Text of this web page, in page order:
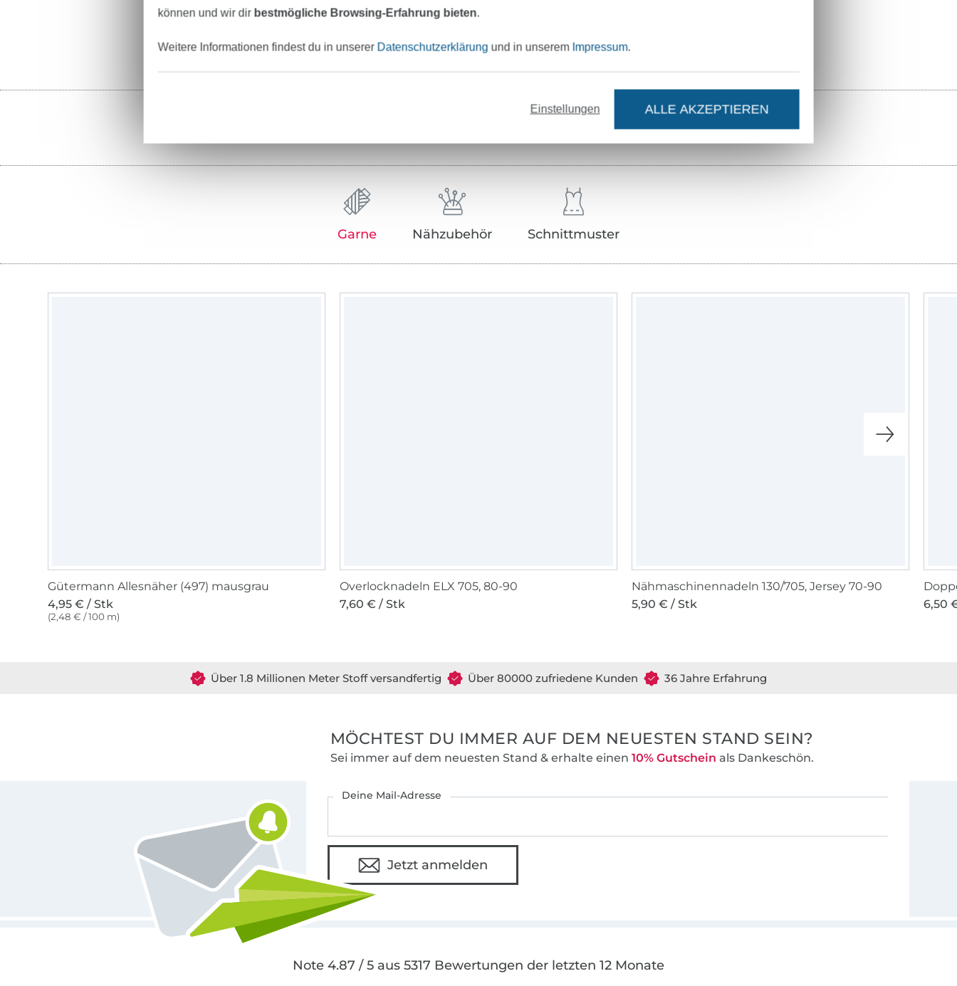
Art.Nr.:
Hersteller-Kontaktdaten
Garne Nähzubehör Schnittmuster
Gütermann Allesnäher (497) mausgrau
4,95 € / Stk
(2,48 € / 100 m)
Overlocknadeln ELX 705, 80-90
7,60 € / Stk
Nähmaschinennadeln 130/705, Jersey 70-90
5,90 € / Stk
6,50
Über 1.8 Millionen Meter Stoff versandfertig Über 80000 zufriedene Kunden 36 Jahre Erfahrung
MÖCHTEST DU IMMER AUF DEM NEUESTEN STAND SEIN?
Sei immer auf dem neuesten Stand & erhalte einen 10% Gutschein als Dankeschön.
Deine Mail-Adresse
Jetzt anmelden
Note 4.87 / 5 aus 5317 Bewertungen der letzten 12 Monate
können und wir dir bestmögliche Browsing-Erfahrung bieten.
Weitere Informationen findest du in unserer Datenschutzerklärung und in unserem Impressum.
Einstellungen ALLE AKZEPTIEREN